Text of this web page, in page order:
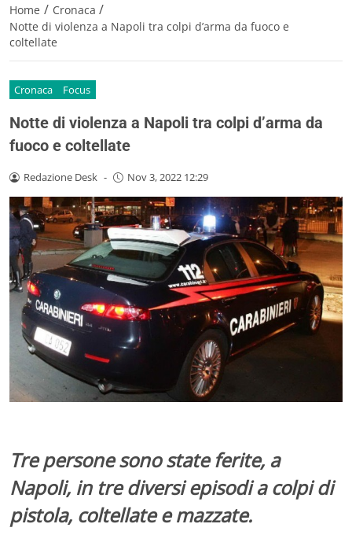
Home / Cronaca /
Notte di violenza a Napoli tra colpi d’arma da fuoco e
coltellate
Cronaca Focus
Notte di violenza a Napoli tra colpi d’arma da
fuoco e coltellate
Redazione Desk - Nov 3, 2022 12:29
Tre persone sono state ferite, a
Napoli, in tre diversi episodi a colpi di
pistola, coltellate e mazzate.